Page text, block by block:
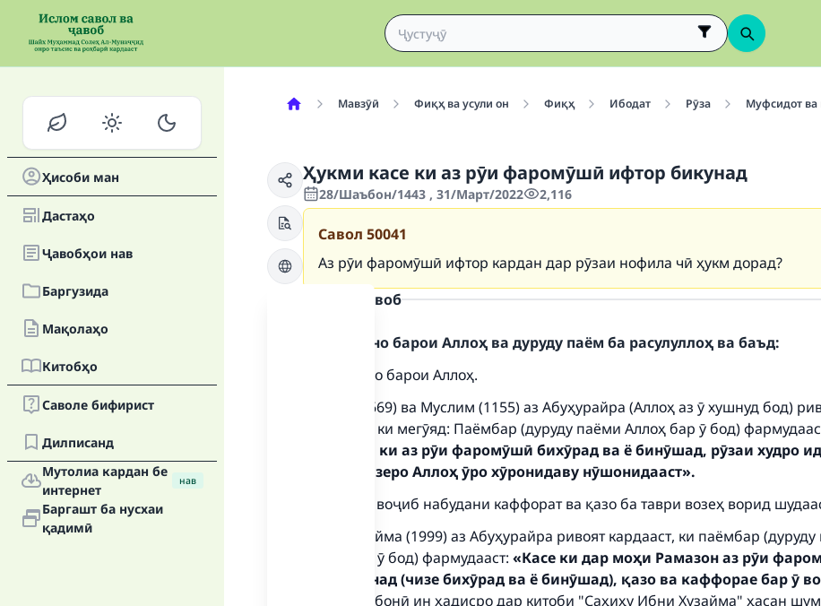
Ҳисоби ман
Дастаҳо
Ҷавобҳои нав
Баргузида
Мақолаҳо
Китобҳо
Саволе бифирист
Дилписанд
Мутолиа кардан бе
интернет
нав
Баргашт ба нусхаи
қадимӣ
Мавзӯӣ Фиқҳ ва усули он Фиқҳ Ибодат Рӯза Муфсидот ва
Ҳукми касе ки аз рӯи фаромӯшӣ ифтор бикунад
28/Шаъбон/1443 , 31/Март/2022 2,116
Савол 50041
Аз рӯи фаромӯшӣ ифтор кардан дар рӯзаи нофила чӣ ҳукм дорад?
Матни ҷавоб
Ҳамду сано барои Аллоҳ ва дуруду паём ба расулуллоҳ ва баъд:
Ҳамду сано барои Аллоҳ.
Бухорӣ (6669) ва Муслим (1155) аз Абуҳурайра (Аллоҳ аз ӯ хушнуд бод)
кардаанд, ки мегӯяд: Паёмбар (дуруду паёми Аллоҳ бар ӯ бод)
рӯзадоре, ки аз рӯи фаромӯшӣ бихӯрад ва ё бинӯшад, рӯзаи худро
бидиҳад, зеро Аллоҳ ӯро хӯронидаву нӯшонидааст».
Ҳамчунин воҷиб набудани каффорат ва қазо ба таври возеҳ ворид
Ибни Хузайма (1999) аз Абуҳурайра ривоят кардааст, ки паёмбар
Аллоҳ бар ӯ бод) фармудааст: «Касе ки дар моҳи Рамазон аз рӯи
ифтор кунад (чизе бихӯрад ва ё бинӯшад), қазо ва каффорае бар ӯ
Албонӣ ин ҳадисро дар китоби "Саҳиҳу Ибни Хузайма" ҳасан